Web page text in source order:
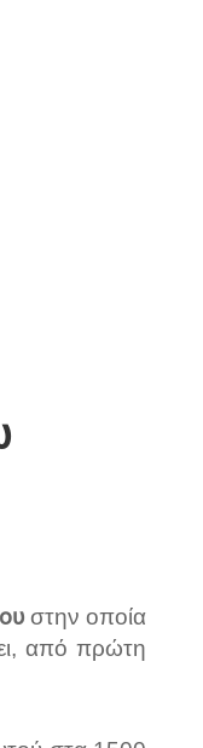
στην οποία
από πρώτη